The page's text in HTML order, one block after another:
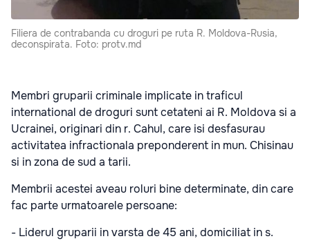
Filiera de contrabanda cu droguri pe ruta R. Moldova-Rusia,
deconspirata. Foto: protv.md
Membri gruparii criminale implicate in traficul
international de droguri sunt cetateni ai R. Moldova si a
Ucrainei, originari din r. Cahul, care isi desfasurau
activitatea infractionala preponderent in mun. Chisinau
si in zona de sud a tarii.
Membrii acestei aveau roluri bine determinate, din care
fac parte urmatoarele persoane:
- Liderul gruparii in varsta de 45 ani, domiciliat in s.